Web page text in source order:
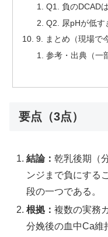
Q1. 負のDCAD
Q2. 尿pHが低す
9. まとめ（現場で
参考・出典（一
要点（3点）
結論：乾乳後期（
ンジまで負にする
段の一つである。
根拠：複数の実務
分娩後の血中Ca維